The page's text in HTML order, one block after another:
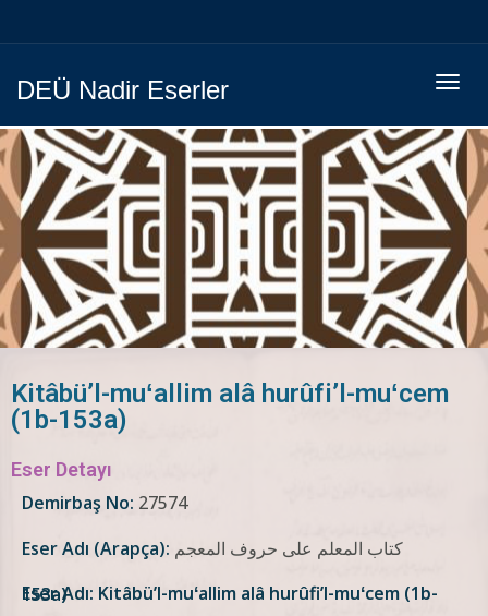
DEÜ Nadir Eserler
Kitâbü’l-muʻallim alâ hurûfi’l-muʻcem
(1b-153a)
Eser Detayı
Demirbaş No: 27574
Eser Adı (Arapça): كتاب المعلم على حروف المعجم
Eser Adı: Kitâbü’l-muʻallim alâ hurûfi’l-muʻcem (1b-153a)